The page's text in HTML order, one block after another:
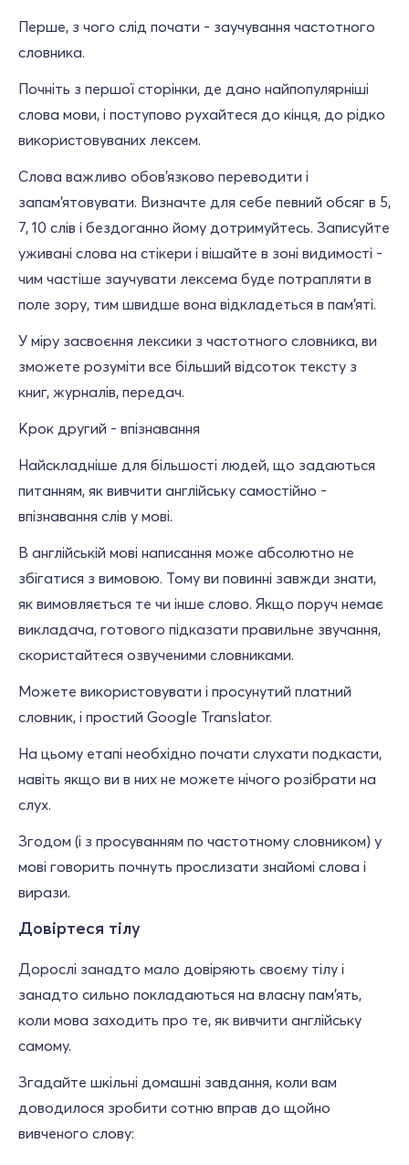
Перше, з чого слід почати - заучування частотного
словника.
Почніть з першої сторінки, де дано найпопулярніші
слова мови, і поступово рухайтеся до кінця, до рідко
використовуваних лексем.
Слова важливо обов'язково переводити і
запам'ятовувати. Визначте для себе певний обсяг в 5,
7, 10 слів і бездоганно йому дотримуйтесь. Записуйте
уживані слова на стікери і вішайте в зоні видимості -
чим частіше заучувати лексема буде потрапляти в
поле зору, тим швидше вона відкладеться в пам'яті.
У міру засвоєння лексики з частотного словника, ви
зможете розуміти все більший відсоток тексту з
книг, журналів, передач.
Крок другий - впізнавання
Найскладніше для більшості людей, що задаються
питанням, як вивчити англійську самостійно -
впізнавання слів у мові.
В англійській мові написання може абсолютно не
збігатися з вимовою. Тому ви повинні завжди знати,
як вимовляється те чи інше слово. Якщо поруч немає
викладача, готового підказати правильне звучання,
скористайтеся озвученими словниками.
Можете використовувати і просунутий платний
словник, і простий Google Translator.
На цьому етапі необхідно почати слухати подкасти,
навіть якщо ви в них не можете нічого розібрати на
слух.
Згодом (і з просуванням по частотному словником) у
мові говорить почнуть прослизати знайомі слова і
вирази.
Довіртеся тілу
Дорослі занадто мало довіряють своєму тілу і
занадто сильно покладаються на власну пам'ять,
коли мова заходить про те, як вивчити англійську
самому.
Згадайте шкільні домашні завдання, коли вам
доводилося зробити сотню вправ до щойно
вивченого слову: